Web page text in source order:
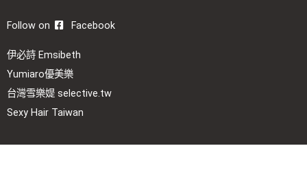
Follow on Facebook
伊必詩 Emsibeth
Yumiaro優美樂
台灣雪樂媞 selective.tw
Sexy Hair Taiwan